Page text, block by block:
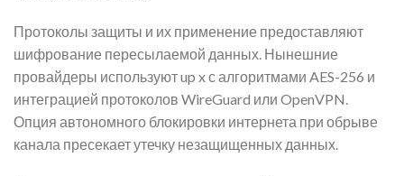
Протоколы защиты и их применение предоставляют
шифрование пересылаемой данных. Нынешние
провайдеры используют up x с алгоритмами AES-256 и
интеграцией протоколов WireGuard или OpenVPN.
Опция автономного блокировки интернета при обрыве
канала пресекает утечку незащищенных данных.